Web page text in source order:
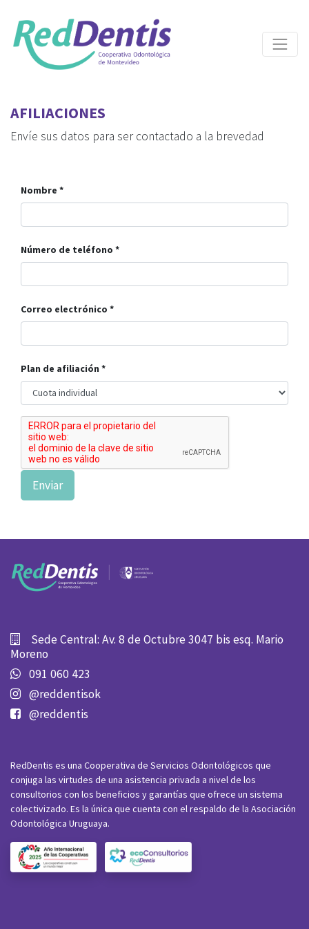
AFILIACIONES
Envíe sus datos para ser contactado a la brevedad
Nombre
Número de teléfono
Correo electrónico
Plan de afiliación
Enviar
Sede Central: Av. 8 de Octubre 3047 bis esq. Mario
Moreno
091 060 423
@reddentisok
@reddentis
RedDentis es una Cooperativa de Servicios Odontológicos que
conjuga las virtudes de una asistencia privada a nivel de los
consultorios con los beneficios y garantías que ofrece un sistema
colectivizado. Es la única que cuenta con el respaldo de la Asociación
Odontológica Uruguaya.